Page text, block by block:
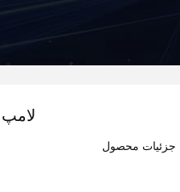
لامپ LED Morden آبنمای شناور
جزئیات محصول